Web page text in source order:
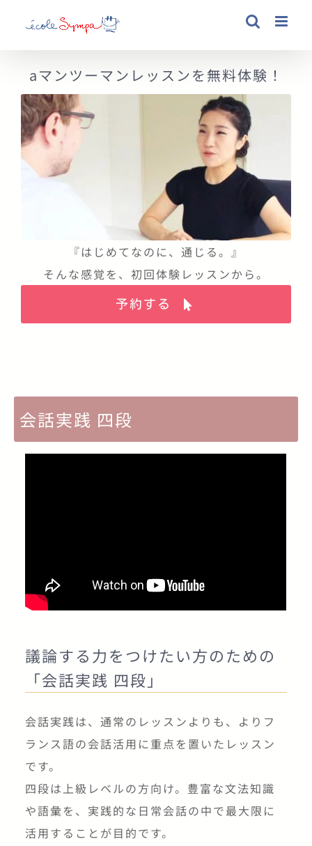
会話実践 四段
議論する力をつけたい方のための
「会話実践 四段」
会話実践は、通常のレッスンよりも、よりフ
ランス語の会話活用に重点を置いたレッスン
です。
四段は上級レベルの方向け。豊富な文法知識
や語彙を、実践的な日常会話の中で最大限に
活用することが目的です。
aマンツーマンレッスンを無料体験！
『はじめてなのに、通じる。』
そんな感覚を、初回体験レッスンから。
予約する